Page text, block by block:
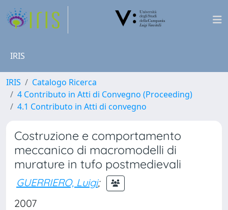
IRIS
IRIS
Catalogo Ricerca
4 Contributo in Atti di Convegno (Proceeding)
4.1 Contributo in Atti di convegno
Costruzione e comportamento
meccanico di macromodelli di
murature in tufo postmedievali
GUERRIERO, Luigi;
2007